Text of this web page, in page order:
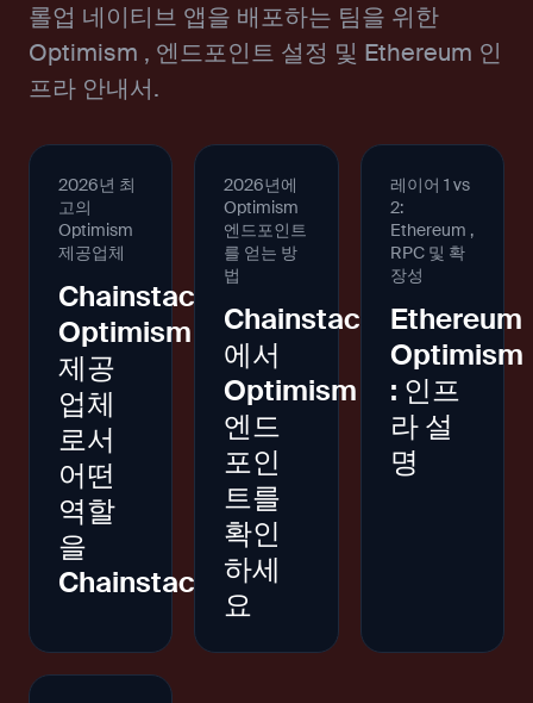
롤업 네이티브 앱을 배포하는 팀을 위한
Optimism , 엔드포인트 설정 및 Ethereum 인
프라 안내서.
2026년 최
고의
Optimism
제공업체
Chainstack
Optimism
제공
업체
로서
어떤
역할
을
Chainstack
2026년에
Optimism
엔드포인트
를 얻는 방
법
Chainstack
에서
Optimism
엔드
포인
트를
확인
하세
요
레이어 1 vs
2:
Ethereum ,
RPC 및 확
장성
Ethereum
Optimism
: 인프
라 설
명